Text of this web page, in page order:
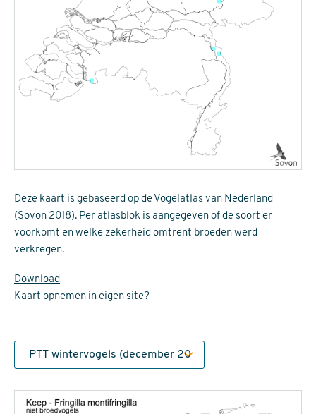
Deze kaart is gebaseerd op de Vogelatlas van Nederland
(Sovon 2018). Per atlasblok is aangegeven of de soort er
voorkomt en welke zekerheid omtrent broeden werd
verkregen.
Download
Kaart opnemen in eigen site?